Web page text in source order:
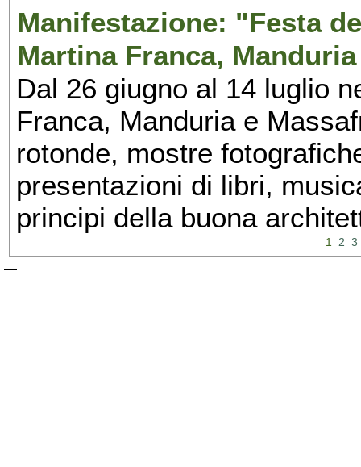
Manifestazione: "Festa
Martina Franca,
Dal 26 giugno al 14 luglio
Franca, Manduria e
rotonde, mostre
presentazioni di libri,
principi della buona
1 2 3